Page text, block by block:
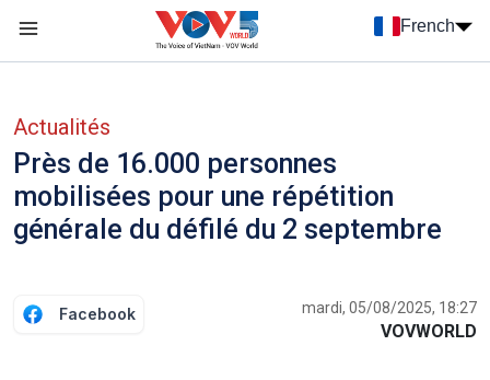
French
Actualités
Près de 16.000 personnes
mobilisées pour une répétition
générale du défilé du 2 septembre
Facebook mardi, 05/08/2025, 18:27
VOVWORLD